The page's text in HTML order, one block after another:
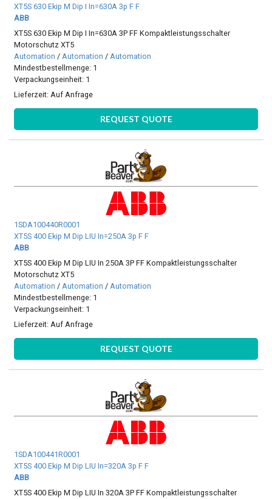
XT5S 630 Ekip M Dip I In=630A 3p F F
ABB
XT5S 630 Ekip M Dip I In=630A 3P FF Kompaktleistungsschalter
Motorschutz XT5
Automation /Automation /Automation
Mindestbestellmenge: 1
Verpackungseinheit: 1
Lieferzeit:Auf Anfrage
REQUEST QUOTE
1SDA100440R0001
XT5S 400 Ekip M Dip LIU In=250A 3p F F
ABB
XT5S 400 Ekip M Dip LIU In 250A 3P FF Kompaktleistungsschalter
Motorschutz XT5
Automation /Automation /Automation
Mindestbestellmenge: 1
Verpackungseinheit: 1
Lieferzeit:Auf Anfrage
REQUEST QUOTE
1SDA100441R0001
XT5S 400 Ekip M Dip LIU In=320A 3p F F
ABB
XT5S 400 Ekip M Dip LIU In 320A 3P FF Kompaktleistungsschalter